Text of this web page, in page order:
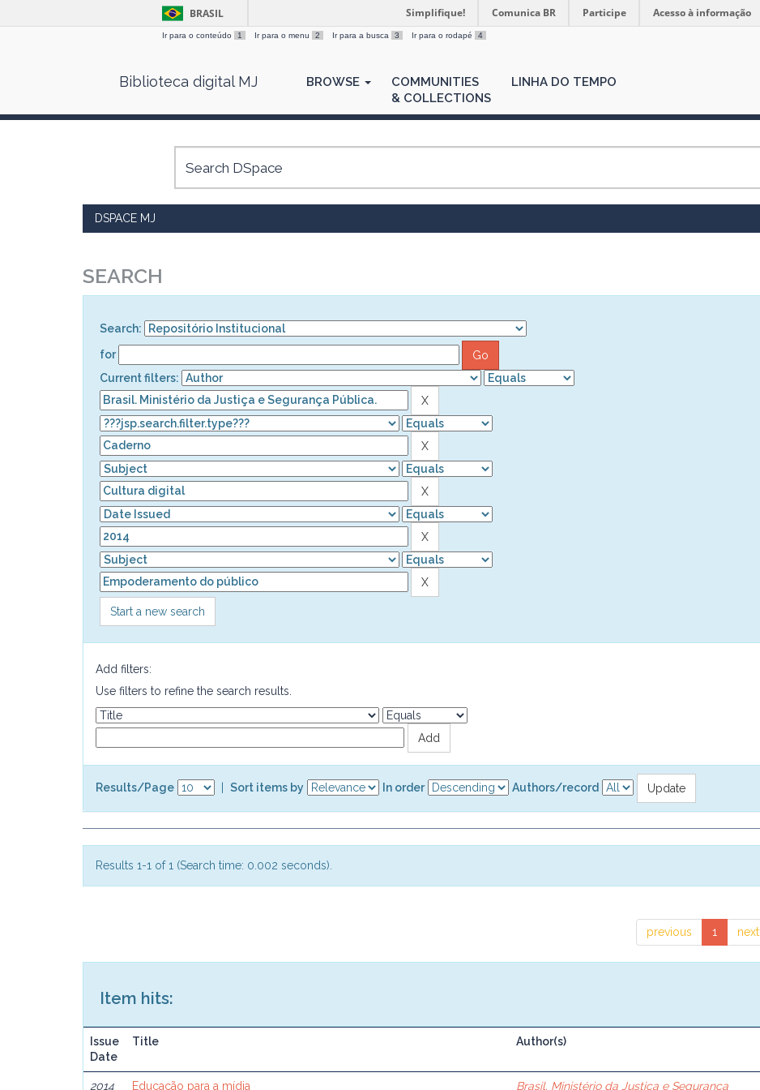
BRASIL Simplifique! Comunica BR Participe Acesso à informação
Ir para o conteúdo 1 Ir para o menu 2 Ir para a busca 3 Ir para o rodapé 4
Biblioteca digital MJ BROWSE
COMMUNITIES
& COLLECTIONS
LINHA DO TEMPO
DSPACE MJ
SEARCH
Search:
for
Current filters:
Start a new search
Add filters:
Use filters to refine the search results.
Results/Page Sort items by In order Authors/record
Results 1-1 of 1 (Search time: 0.002 seconds).
previous 1 next
Item hits:
Issue
Date
Title Author(s)
2014 Educação para a mídia Brasil. Ministério da Justiça e Segurança